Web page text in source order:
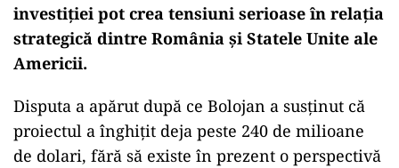
investiției pot crea tensiuni serioase în relația
strategică dintre România și Statele Unite ale
Americii.
Disputa a apărut după ce Bolojan a susținut că
proiectul a înghițit deja peste 240 de milioane
de dolari, fără să existe în prezent o perspectivă